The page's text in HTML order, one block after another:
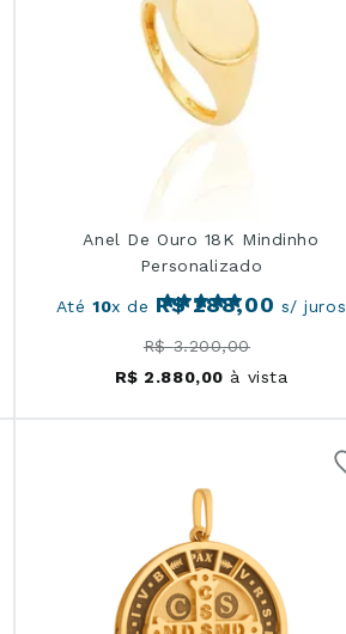
Anel De Ouro 18K Mindinho
Personalizado
Até10x de R$ 288,00 s/ juros
R$ 3.200,00
R$ 2.880,00 à vista